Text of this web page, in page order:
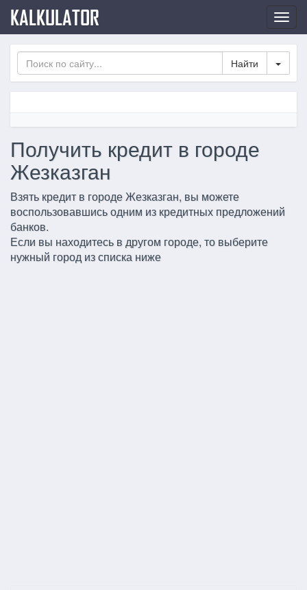
по
KALKULATOR
Получить кредит в городе
Жезказган
Взять кредит в городе Жезказган, вы можете
воспользовавшись одним из кредитных предложений
банков.
Если вы находитесь в другом городе, то выберите
нужный город из списка ниже